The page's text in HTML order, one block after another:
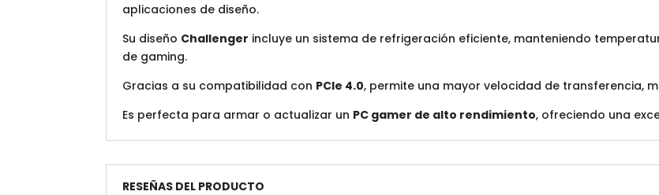
aplicaciones de diseño.
Su diseño Challenger incluye un sistema de refrigeración eficiente, manteniendo
de gaming.
Gracias a su compatibilidad con PCIe 4.0, permite una mayor velocidad de transferencia,
Es perfecta para armar o actualizar un PC gamer de alto rendimiento, ofreciendo una
RESEÑAS DEL PRODUCTO